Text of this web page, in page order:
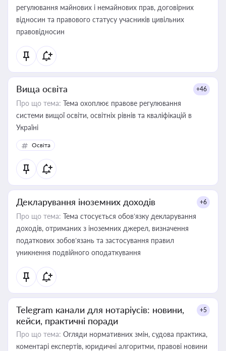
регулювання майнових і немайнових прав, договірних
відносин та правового статусу учасників цивільних
правовідносин
Вища освіта +46
Про що тема: Тема охоплює правове регулювання
системи вищої освіти, освітніх рівнів та кваліфікацій в
Україні
Освіта
Декларування іноземних доходів +6
Про що тема: Тема стосується обов’язку декларування
доходів, отриманих з іноземних джерел, визначення
податкових зобов’язань та застосування правил
уникнення подвійного оподаткування
Telegram канали для нотаріусів: новини,
кейси, практичні поради
+5
Про що тема: Огляди нормативних змін, судова практика,
коментарі експертів, юридичні алгоритми, правові новини